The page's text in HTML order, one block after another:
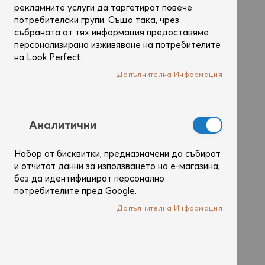
рекламните услуги да таргетират повече
потребителски групи. Също така, чрез
събраната от тях информация предоставяме
персонализирано изживяване на потребителите
на Look Perfect.
Допълнителна Информация
Аналитични
Набор от бисквитки, предназначени да събират
и отчитат данни за използването на е-магазина,
без да идентифицират персонално
потребителите пред Google.
Допълнителна Информация